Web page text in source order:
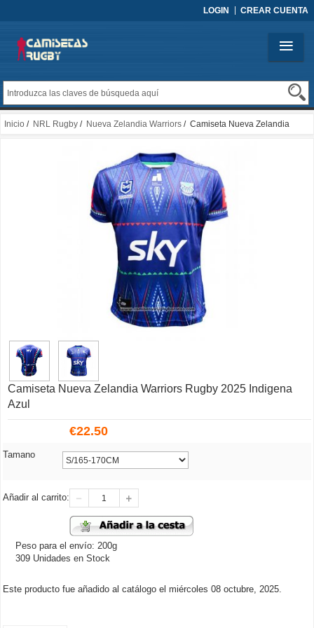
LOGIN CREAR CUENTA
Inicio / NRL Rugby / Nueva Zelandia Warriors / Camiseta Nueva Zelandia
Camiseta Nueva Zelandia Warriors Rugby 2025 Indigena
Azul
€22.50
Tamano
Añadir al carrito:
Peso para el envío: 200g
309 Unidades en Stock
Este producto fue añadido al catálogo el miércoles 08 octubre, 2025.